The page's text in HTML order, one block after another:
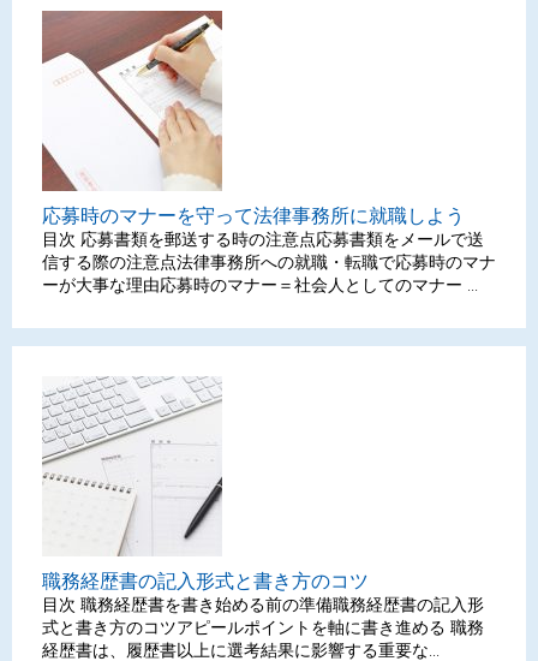
応募時のマナーを守って法律事務所に就職しよう
目次 応募書類を郵送する時の注意点応募書類をメールで送
信する際の注意点法律事務所への就職・転職で応募時のマナ
ーが大事な理由応募時のマナー＝社会人としてのマナー ...
職務経歴書の記入形式と書き方のコツ
目次 職務経歴書を書き始める前の準備職務経歴書の記入形
式と書き方のコツアピールポイントを軸に書き進める 職務
経歴書は、履歴書以上に選考結果に影響する重要な...